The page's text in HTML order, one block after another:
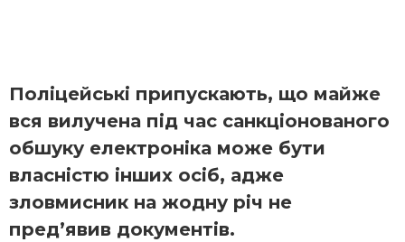
Поліцейські припускають, що майже
вся вилучена під час санкціонованого
обшуку електроніка може бути
власністю інших осіб, адже
зловмисник на жодну річ не
пред’явив документів.